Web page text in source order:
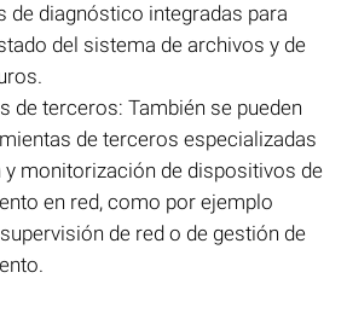
de diagnóstico integradas para
del sistema de archivos y de
de terceros: También se pueden
de terceros especializadas
y monitorización de dispositivos de
en red, como por ejemplo
de red o de gestión de